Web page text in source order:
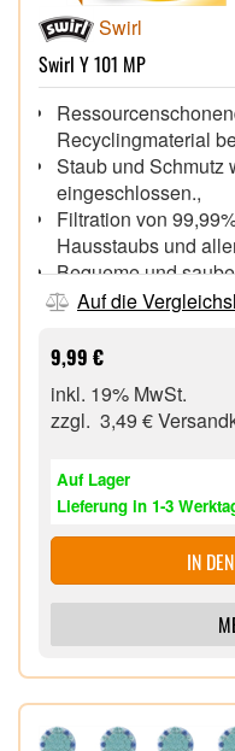
Swirl
Swirl Y 101 MP
Recyclingmaterial
Staub und Schmutz
eingeschlossen.,
Filtration von
Hausstaubs und
Bequeme und
praktischem
Auf die
9,99 €
inkl. 19% MwSt.
zzgl. 3,49 €
Auf Lager
Lieferung in 1-3
IN